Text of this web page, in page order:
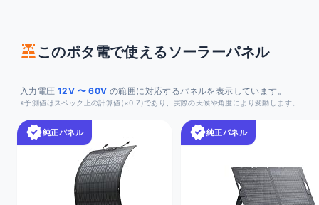
solar_powerこのポタ電で使えるソーラーパネル
入力電圧 12V 〜 60V の範囲に対応するパネルを表示しています。
※予測値はスペック上の計算値(×0.7)であり、実際の天候や角度により変動します。
verified純正パネル verified純正パネル